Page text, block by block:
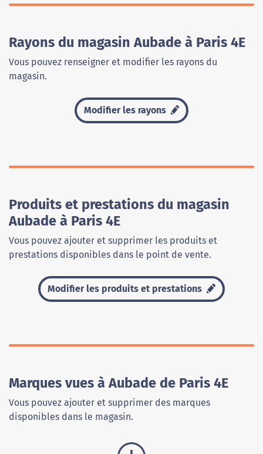
Rayons du magasin Aubade à Paris 4E
Vous pouvez renseigner et modifier les rayons du
magasin.
Modifier les rayons
Produits et prestations du magasin
Aubade à Paris 4E
Vous pouvez ajouter et supprimer les produits et
prestations disponibles dans le point de vente.
Modifier les produits et prestations
Marques vues à Aubade de Paris 4E
Vous pouvez ajouter et supprimer des marques
disponibles dans le magasin.